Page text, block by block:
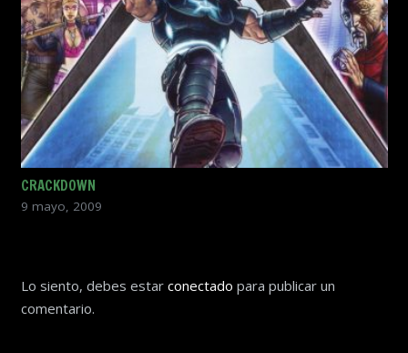
CRACKDOWN
9 mayo, 2009
Lo siento, debes estar conectado para publicar un
comentario.